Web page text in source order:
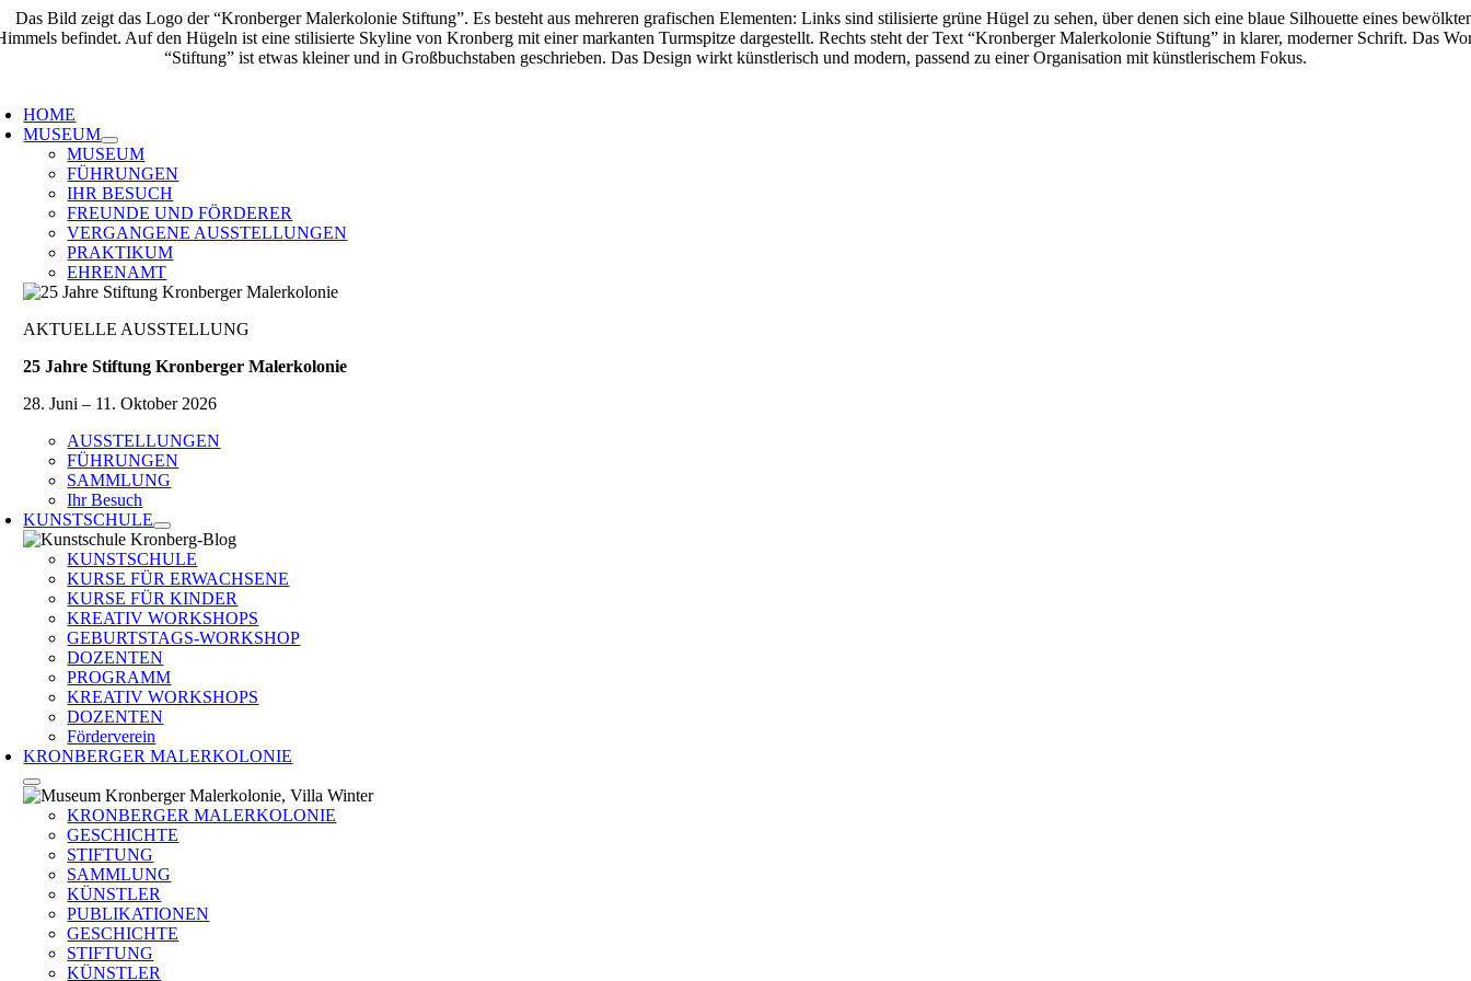
Zum
Inhalt
HOME
MUSEUM
MUSEUM
FÜHRUNGEN
IHR BESUCH
FREUNDE UND FÖRDERER
VERGANGENE AUSSTELLUNGEN
PRAKTIKUM
EHRENAMT
AKTUELLE AUSSTELLUNG
25 Jahre Stiftung Kronberger Malerkolonie
28. Juni – 11. Oktober 2026
AUSSTELLUNGEN
FÜHRUNGEN
SAMMLUNG
Ihr Besuch
KUNSTSCHULE
KUNSTSCHULE
KURSE FÜR ERWACHSENE
KURSE FÜR KINDER
KREATIV WORKSHOPS
GEBURTSTAGS-WORKSHOP
DOZENTEN
PROGRAMM
KREATIV WORKSHOPS
DOZENTEN
Förderverein
KRONBERGER MALERKOLONIE
KRONBERGER MALERKOLONIE
GESCHICHTE
STIFTUNG
SAMMLUNG
KÜNSTLER
PUBLIKATIONEN
GESCHICHTE
STIFTUNG
KÜNSTLER